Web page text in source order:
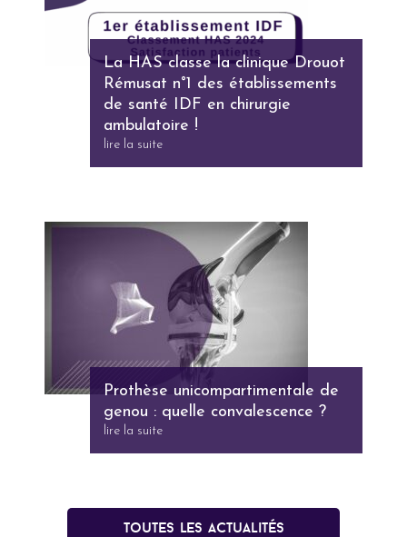
La HAS classe la clinique Drouot
Rémusat n°1 des établissements
de santé IDF en chirurgie
ambulatoire !
lire la suite
Prothèse unicompartimentale de
genou : quelle convalescence ?
lire la suite
Toutes les actualités